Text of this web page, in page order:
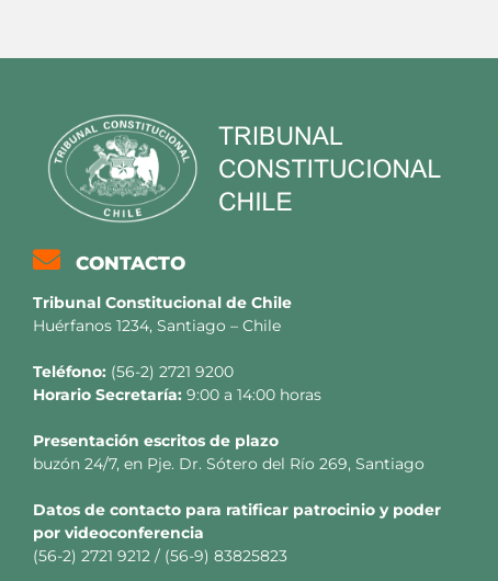
CONTACTO
Tribunal Constitucional de Chile
Huérfanos 1234, Santiago – Chile
Teléfono: (56-2) 2721 9200
Horario Secretaría: 9:00 a 14:00 horas
Presentación escritos de plazo
buzón 24/7, en Pje. Dr. Sótero del Río 269, Santiago
Datos de contacto para ratificar patrocinio y poder
por videoconferencia
(56-2) 2721 9212 / (56-9) 83825823